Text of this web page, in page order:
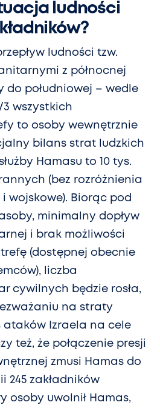
ludności
ludności tzw.
z północnej
do południowej – wedle
3 wszystkich
to osoby wewnętrznie
bilans strat ludzkich
Hamasu to 10 tys.
(bez rozróżnienia
wojskowe). Biorąc pod
minimalny dopływ
i brak możliwości
(dostępnej obecnie
liczba
cywilnych będzie rosła,
na straty
ataków Izraela na cele
też, że połączenie presji
zmusi Hamas do
245 zakładników
osoby uwolnił Hamas,